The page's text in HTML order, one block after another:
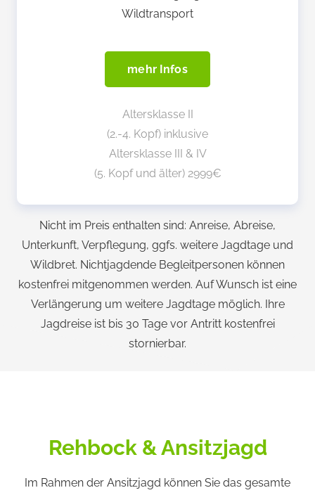
Wildtransport
mehr Infos
Altersklasse II
(2.-4. Kopf) inklusive
Altersklasse III & IV
(5. Kopf und älter) 2999€
Nicht im Preis enthalten sind: Anreise, Abreise,
Unterkunft, Verpflegung, ggfs. weitere Jagdtage und
Wildbret. Nichtjagdende Begleitpersonen können
kostenfrei mitgenommen werden. Auf Wunsch ist eine
Verlängerung um weitere Jagdtage möglich. Ihre
Jagdreise ist bis 30 Tage vor Antritt kostenfrei
stornierbar.
Rehbock & Ansitzjagd
Im Rahmen der Ansitzjagd können Sie das gesamte